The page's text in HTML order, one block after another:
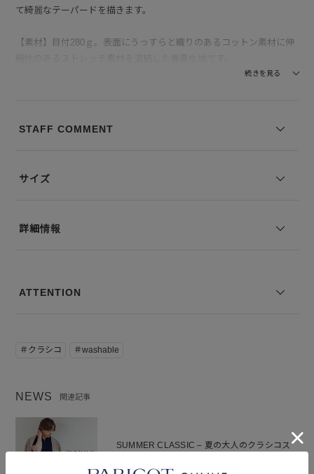
て綺麗なテーパードを描きます。
【素材】目付280ｇ。表面にうっすらと織りのあるコットン素材に伸
※写真は実際のカラーと若干相違する場合がございます。あらかじめ
続きを見る
STAFF COMMENT
サイズ
詳細情報
ATTENTION
＃クラシコ ＃washable
NEWS 関連記事
SUMMER CLASSIC – 夏の大人のクラシコス